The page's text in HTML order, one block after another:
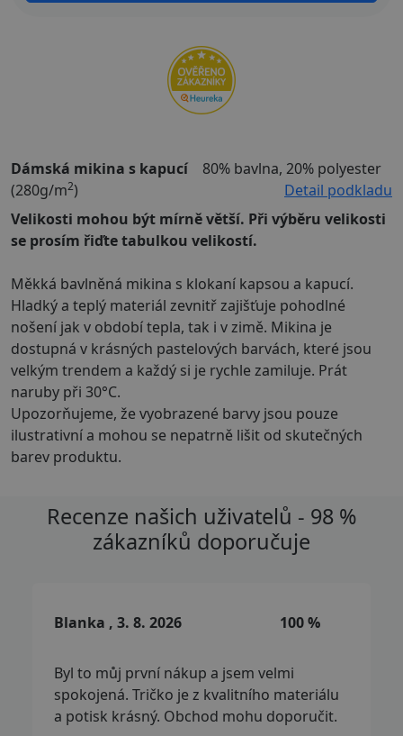
Dámská mikina s kapucí
80% bavlna, 20% polyester
(280g/m2)
Detail podkladu
Velikosti mohou být mírně větší. Při výběru velikosti
se prosím řiďte tabulkou velikostí.
Měkká bavlněná mikina s klokaní kapsou a kapucí.
Hladký a teplý materiál zevnitř zajišťuje pohodlné
nošení jak v období tepla, tak i v zimě. Mikina je
dostupná v krásných pastelových barvách, které jsou
velkým trendem a každý si je rychle zamiluje. Prát
naruby při 30°C.
Upozorňujeme, že vyobrazené barvy jsou pouze
ilustrativní a mohou se nepatrně lišit od skutečných
barev produktu.
Recenze našich uživatelů - 98 %
zákazníků doporučuje
Blanka , 3. 8. 2026 100 %
Byl to můj první nákup a jsem velmi
spokojená. Tričko je z kvalitního materiálu
a potisk krásný. Obchod mohu doporučit.